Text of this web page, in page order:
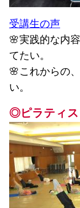
受講生の声
🌸実践的な内
てたい。
🌸これからの
い。
◎ピラティス